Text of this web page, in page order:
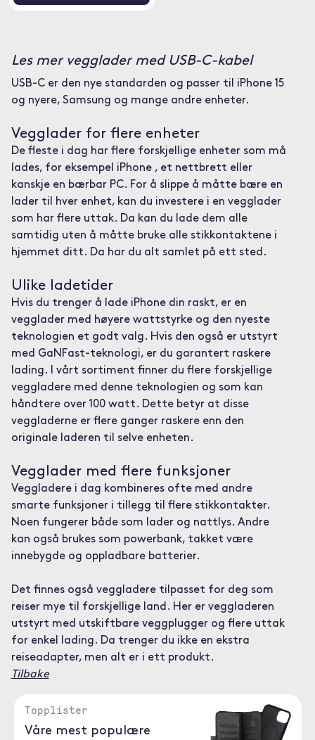
Les mer vegglader med USB-C-kabel
USB-C er den nye standarden og passer til iPhone 15
og nyere, Samsung og mange andre enheter.
Vegglader for flere enheter
De fleste i dag har flere forskjellige enheter som må
lades, for eksempel iPhone , et nettbrett eller
kanskje en bærbar PC. For å slippe å måtte bære en
lader til hver enhet, kan du investere i en vegglader
som har flere uttak. Da kan du lade dem alle
samtidig uten å måtte bruke alle stikkontaktene i
hjemmet ditt. Da har du alt samlet på ett sted.
Ulike ladetider
Hvis du trenger å lade iPhone din raskt, er en
vegglader med høyere wattstyrke og den nyeste
teknologien et godt valg. Hvis den også er utstyrt
med GaNFast-teknologi, er du garantert raskere
lading. I vårt sortiment finner du flere forskjellige
veggladere med denne teknologien og som kan
håndtere over 100 watt. Dette betyr at disse
veggladerne er flere ganger raskere enn den
originale laderen til selve enheten.
Vegglader med flere funksjoner
Veggladere i dag kombineres ofte med andre
smarte funksjoner i tillegg til flere stikkontakter.
Noen fungerer både som lader og nattlys. Andre
kan også brukes som powerbank, takket være
innebygde og oppladbare batterier.
Det finnes også veggladere tilpasset for deg som
reiser mye til forskjellige land. Her er veggladeren
utstyrt med utskiftbare veggplugger og flere uttak
for enkel lading. Da trenger du ikke en ekstra
reiseadapter, men alt er i ett produkt.
Tilbake
Topplister
Våre mest populære